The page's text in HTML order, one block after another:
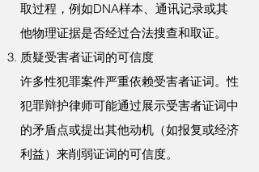
取过程，例如DNA样本、通讯记录或其
他物理证据是否经过合法搜查和取证。
质疑受害者证词的可信度
许多性犯罪案件严重依赖受害者证词。性
犯罪辩护律师可能通过展示受害者证词中
的矛盾点或提出其他动机（如报复或经济
利益）来削弱证词的可信度。